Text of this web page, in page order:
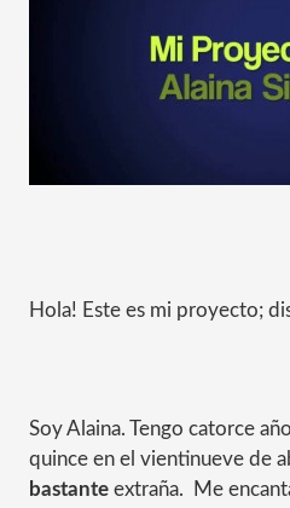
Hola! Este es mi proyecto;
Soy Alaina. Tengo catorce
quince en el vientinueve de
bastante extraña. Me